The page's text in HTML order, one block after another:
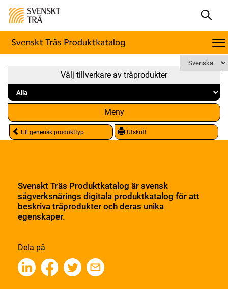
Välj tillverkare av träprodukter
Meny
Till generisk produkttyp Utskrift
Svenskt Träs Produktkatalog är svensk
sågverksnärings digitala produktkatalog för att
beskriva träprodukter och deras unika
egenskaper.
Dela på